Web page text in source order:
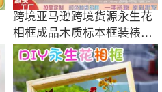
跨境亚马逊跨境货源永生花
相框成品木质标本框装裱画
框代发